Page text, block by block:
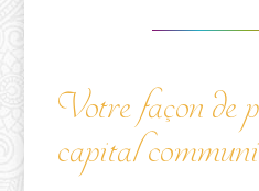
Votre façon de
capital